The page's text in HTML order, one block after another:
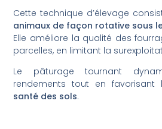
Cette technique d’élevage
animaux de façon rotative sous
Elle améliore la qualité des
parcelles, en limitant la
Le pâturage tournant
rendements tout en favorisant
santé des sols.